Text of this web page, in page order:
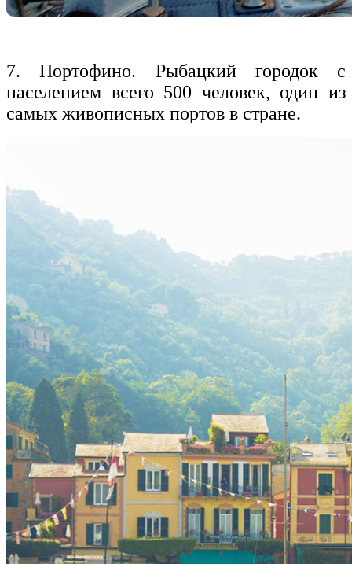
7. Портофино. Рыбацкий городок с
населением всего 500 человек, один из
самых живописных портов в стране.